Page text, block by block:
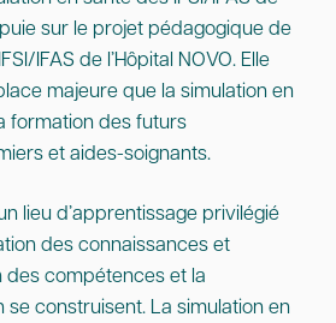
sur le projet pédagogique de
IFAS de l’Hôpital NOVO. Elle
majeure que la simulation en
formation des futurs
et aides-soignants.
lieu d’apprentissage privilégié
des connaissances et
des compétences et la
se construisent. La simulation en